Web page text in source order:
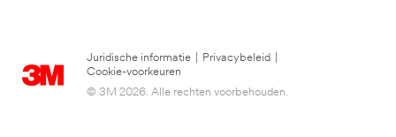
Juridische informatie Privacybeleid
Cookie-voorkeuren
© 3M 2026. Alle rechten voorbehouden.